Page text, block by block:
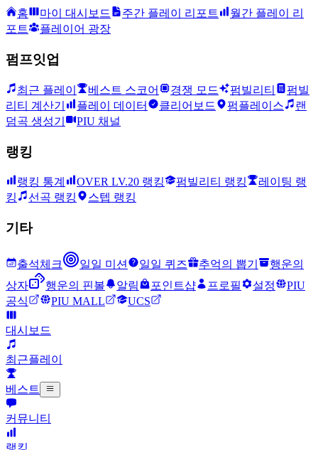
홈 마이 대시보드 주간 플레이 리포트
월간 플레이 리
포트
플레이어 광장
펌프잇업
최근 플레이 베스트 스코어 경쟁 모드 펌빌리티
펌빌
리티 계산기
플레이 데이터 클리어보드 펌플레이스
랜
덤곡 생성기
PIU 채널
랭킹
랭킹 통계 OVER LV.20 랭킹 펌빌리티 랭킹
레이팅 랭
킹
선곡 랭킹 스텝 랭킹
기타
출석체크 일일 미션 일일 퀴즈 추억의 뽑기
행운의
상자
행운의 핀볼 알림 포인트샵 프로필 설정
PIU
공식
PIU MALL UCS
대시보드
최근플레이
베스트
커뮤니티